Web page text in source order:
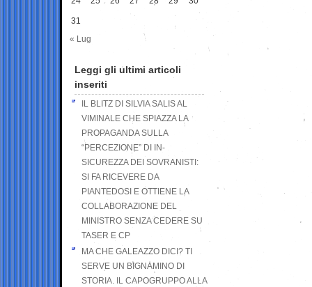
31
« Lug
Leggi gli ultimi articoli
inseriti
IL BLITZ DI SILVIA SALIS AL
VIMINALE CHE SPIAZZA LA
PROPAGANDA SULLA
“PERCEZIONE” DI IN-
SICUREZZA DEI SOVRANISTI:
SI FA RICEVERE DA
PIANTEDOSI E OTTIENE LA
COLLABORAZIONE DEL
MINISTRO SENZA CEDERE SU
TASER E CP
MA CHE GALEAZZO DICI? TI
SERVE UN BIGNAMINO DI
STORIA. IL CAPOGRUPPO ALLA